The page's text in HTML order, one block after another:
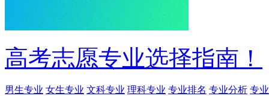
高考志愿专业选择指南！
男生专业 女生专业 文科专业 理科专业 专业排名 专业分析 专